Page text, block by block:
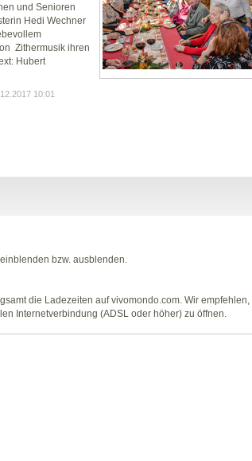
und Senioren
Hedi Wechner
Zithermusik ihren
Hubert
10:01
bzw. ausblenden.
die Ladezeiten auf vivomondo.com. Wir empfehlen,
Internetverbindung (ADSL oder höher) zu öffnen.